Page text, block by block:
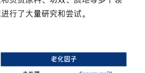
行了大量研究和尝试。